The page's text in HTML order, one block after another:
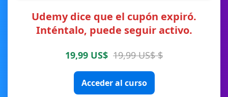
Udemy dice que el cupón expiró.
Inténtalo, puede seguir activo.
19,99 US$ 19,99 US$ $
Acceder al curso